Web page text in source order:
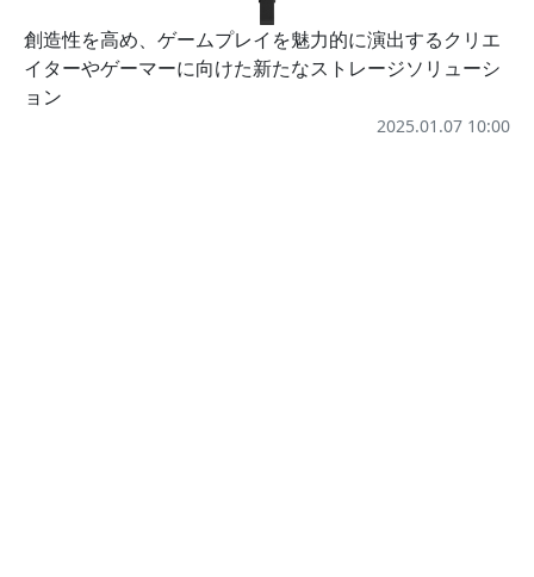
創造性を高め、ゲームプレイを魅力的に演出するクリエ
イターやゲーマーに向けた新たなストレージソリューシ
ョン
2025.01.07 10:00